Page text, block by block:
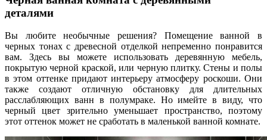
деталями
Вы любите необычные решения? Помещение ванной в
черных тонах с древесной отделкой непременно понравится
вам. Здесь вы можете использовать деревянную мебель,
покрытую черной краской, или черную плитку. Стены и полы
в этом оттенке придают интерьеру атмосферу роскоши. Они
также создают отличную обстановку для длительных
расслабляющих ванн в полумраке. Но имейте в виду, что
черный цвет зрительно уменьшает пространство, поэтому
этот оттенок может не сработать в маленькой ванной комнате.